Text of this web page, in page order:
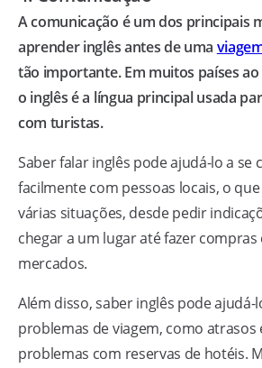
A comunicação é um dos principais
aprender inglês antes de uma
tão importante. Em muitos países
o inglês é a língua principal usada
com turistas.
Saber falar inglês pode ajudá-lo a se
facilmente com pessoas locais, o
várias situações, desde pedir
chegar a um lugar até fazer compras
mercados.
Além disso, saber inglês pode ajudá-
problemas de viagem, como atrasos
problemas com reservas de hotéis.